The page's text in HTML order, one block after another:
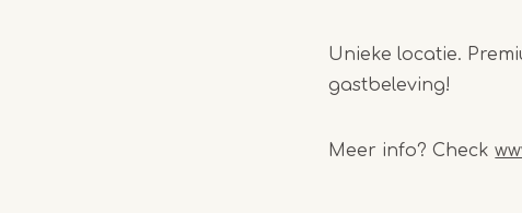
Unieke locatie.
gastbeleving!
Meer info? Check